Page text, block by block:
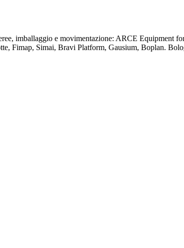
imballaggio e movimentazione: ARCE Equipment
Fimap, Simai, Bravi Platform, Gausium, Boplan.